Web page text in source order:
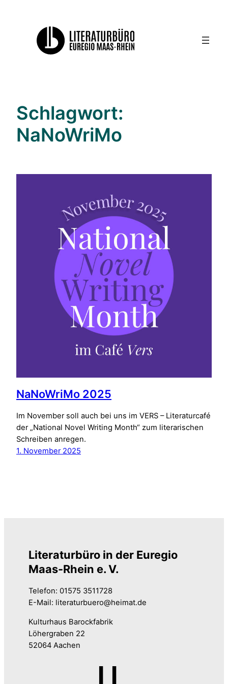
Schlagwort:
NaNoWriMo
NaNoWriMo 2025
Im November soll auch bei uns im VERS – Literaturcafé
der „National Novel Writing Month“ zum literarischen
Schreiben anregen.
1. November 2025
Literaturbüro in der Euregio
Maas-Rhein e. V.
Telefon: 01575 3511728
E-Mail: literaturbuero@heimat.de
Kulturhaus Barockfabrik
Löhergraben 22
52064 Aachen